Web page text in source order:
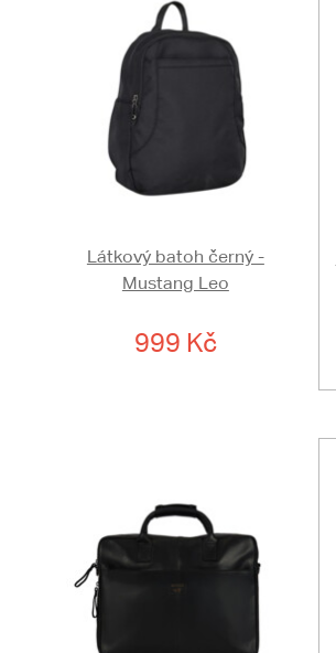
Látkový batoh černý -
Mustang Leo
999 Kč